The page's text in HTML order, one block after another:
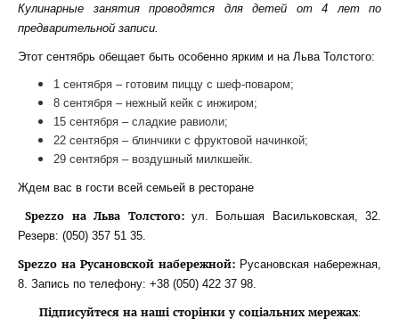
Кулинарные занятия проводятся для детей от 4 лет по
предварительной записи.
Этот сентябрь обещает быть особенно ярким и на Льва Толстого:
1 сентября – готовим пиццу с шеф-поваром;
8 сентября – нежный кейк с инжиром;
15 сентября – сладкие равиоли;
22 сентября – блинчики с фруктовой начинкой;
29 сентября – воздушный милкшейк.
Ждем вас в гости всей семьей в ресторане
Spezzo на Льва Толстого:ул. Большая Васильковская, 32.
Резерв: (050) 357 51 35.
Spezzo на Русановской набережной: Русановская набережная,
8. Запись по телефону: +38 (050) 422 37 98.
Підписуйтеся на наші сторінки у соціальних мережах: